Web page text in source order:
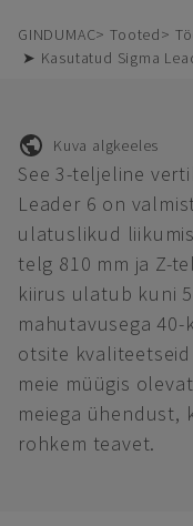
GINDUMAC Tooted
➤ Kasutatud Sigma
Kuva algkeeles
See 3-teljeline
Leader 6 on
ulatuslikud
telg 810 mm ja Z-
kiirus ulatub kuni
mahutavusega
otsite
meie müügis
meiega ühendust,
rohkem teavet.